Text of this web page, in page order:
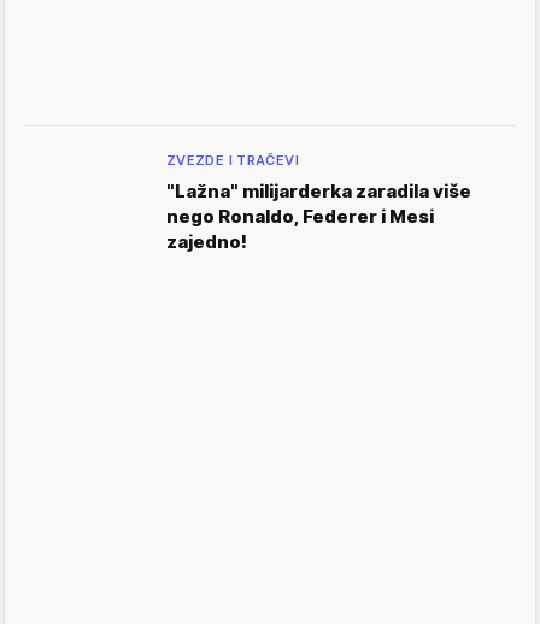
ZVEZDE I TRAČEVI
"Lažna" milijarderka zaradila više
nego Ronaldo, Federer i Mesi
zajedno!